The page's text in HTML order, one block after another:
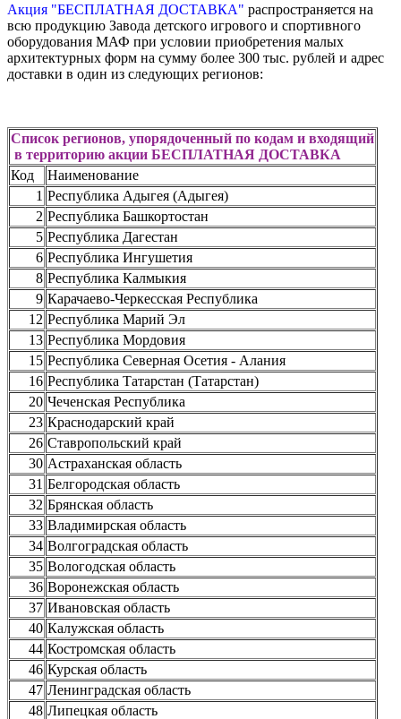
Акция "БЕСПЛАТНАЯ ДОСТАВКА" распространяется на
всю продукцию Завода детского игрового и спортивного
оборудования МАФ при условии приобретения малых
архитектурных форм на сумму более 300 тыс. рублей и адрес
доставки в один из следующих регионов:
Список регионов, упорядоченный по кодам и входящий
в территорию акции БЕСПЛАТНАЯ ДОСТАВКА
Код
Наименование
1 Республика Адыгея (Адыгея)
2 Республика Башкортостан
5 Республика Дагестан
6 Республика Ингушетия
8 Республика Калмыкия
9 Карачаево-Черкесская Республика
12 Республика Марий Эл
13 Республика Мордовия
15 Республика Северная Осетия - Алания
16 Республика Татарстан (Татарстан)
20 Чеченская Республика
23 Краснодарский край
26 Ставропольский край
30 Астраханская область
31 Белгородская область
32 Брянская область
33 Владимирская область
34 Волгоградская область
35 Вологодская область
36 Воронежская область
37 Ивановская область
40 Калужская область
44 Костромская область
46 Курская область
47 Ленинградская область
48 Липецкая область